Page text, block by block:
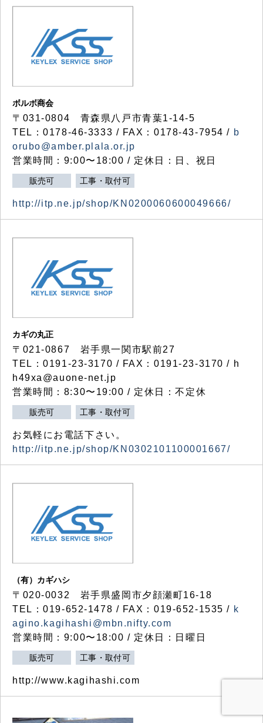
ボルボ商会
〒031-0804 青森県八戸市青葉1-14-5
TEL：0178-46-3333 / FAX：0178-43-7954 / b
orubo@amber.plala.or.jp
営業時間：9:00〜18:00 / 定休日：日、祝日
販売可 工事・取付可
http://itp.ne.jp/shop/KN0200060600049666/
カギの丸正
〒021-0867 岩手県一関市駅前27
TEL：0191-23-3170 / FAX：0191-23-3170 / h
h49xa@auone-net.jp
営業時間：8:30〜19:00 / 定休日：不定休
販売可 工事・取付可
お気軽にお電話下さい。
http://itp.ne.jp/shop/KN0302101100001667/
（有）カギハシ
〒020-0032 岩手県盛岡市夕顔瀬町16-18
TEL：019-652-1478 / FAX：019-652-1535 / k
agino.kagihashi@mbn.nifty.com
営業時間：9:00〜18:00 / 定休日：日曜日
販売可 工事・取付可
http://www.kagihashi.com